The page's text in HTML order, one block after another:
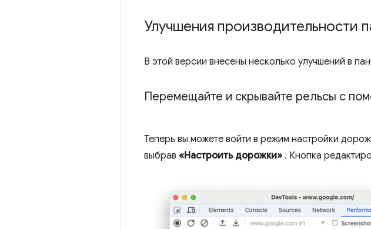
Улучшения производительности
В этой версии внесены несколько улучшений в
Перемещайте и скрывайте рельсы с
Теперь вы можете войти в режим настройки
выбрав «Настроить дорожки» . Кнопка